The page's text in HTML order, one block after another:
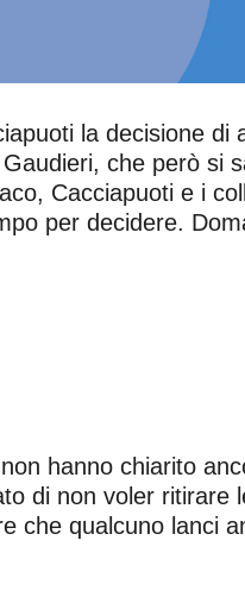
la decisione di
che però si
Cacciapuoti e i
per decidere.
hanno chiarito
di non voler ritirare
che qualcuno lanci